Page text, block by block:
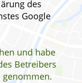
des
Google
und habe
Betreibers
genommen.